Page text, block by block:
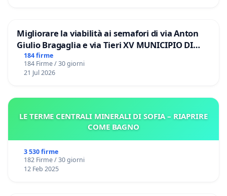
Migliorare la viabilità ai semafori di via Anton
Giulio Bragaglia e via Tieri XV MUNICIPIO DI
ROMA
184 firme
184 Firme / 30 giorni
21 Jul 2026
LE TERME CENTRALI MINERALI DI SOFIA – RIAPRIRE
COME BAGNO
3 530 firme
182 Firme / 30 giorni
12 Feb 2025